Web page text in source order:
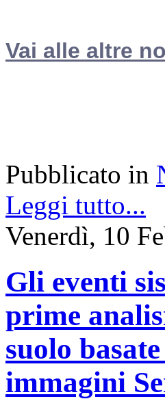
Vai alle altre
Pubblicato in
Leggi tutto...
Venerdì, 10
Gli eventi
prime
suolo
immagini